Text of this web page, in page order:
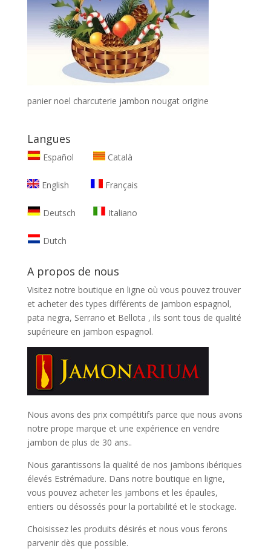
panier noel charcuterie jambon nougat origine
Langues
Español Català
English Français
Deutsch Italiano
Dutch
A propos de nous
Visitez notre boutique en ligne où vous pouvez trouver
et acheter des types différents de jambon espagnol,
pata negra, Serrano et Bellota , ils sont tous de qualité
supérieure en jambon espagnol.
Nous avons des prix compétitifs parce que nous avons
notre prope marque et une expérience en vendre
jambon de plus de 30 ans..
Nous garantissons la qualité de nos jambons ibériques
élevés Estrémadure. Dans notre boutique en ligne,
vous pouvez acheter les jambons et les épaules,
entiers ou désossés pour la portabilité et le stockage.
Choisissez les produits désirés et nous vous ferons
parvenir dès que possible.